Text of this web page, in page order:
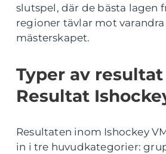
slutspel, där de bästa lagen
regioner tävlar mot
mästerskapet.
Typer av
Resultat
Resultaten inom Ishockey
in i tre huvudkategorier: